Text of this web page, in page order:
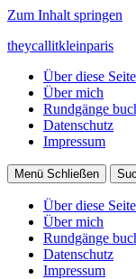
Zum Inhalt springen
theycallitkleinparis
Über diese Seite
Über mich
Rundgänge
Datenschutz
Impressum
Menü Schließen
Über diese Seite
Über mich
Rundgänge
Datenschutz
Impressum